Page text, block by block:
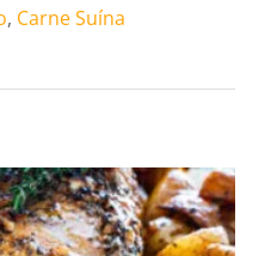
, Carne Suína